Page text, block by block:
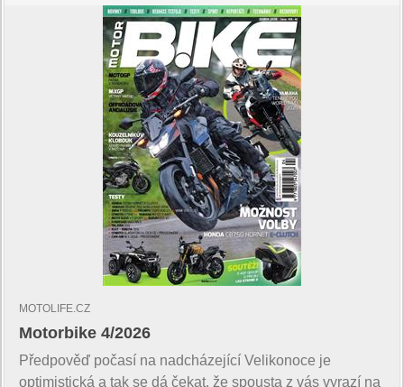
MOTOLIFE.CZ
Motorbike 4/2026
Předpověď počasí na nadcházející Velikonoce je
optimistická a tak se dá čekat, že spousta z vás vyrazí na